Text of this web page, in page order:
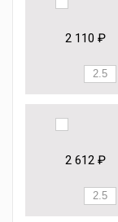
2 110 ₽
2 612 ₽